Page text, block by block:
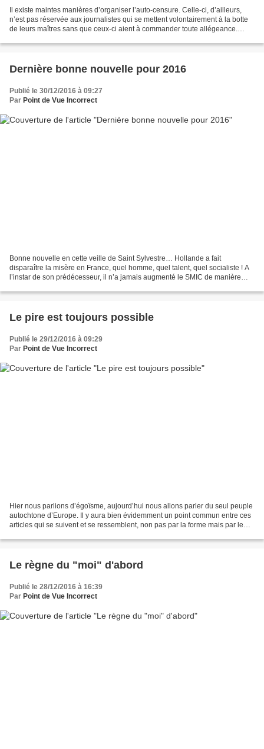
Il existe maintes manières d’organiser l’auto-censure. Celle-ci, d’ailleurs,
n’est pas réservée aux journalistes qui se mettent volontairement à la botte
de leurs maîtres sans que ceux-ci aient à commander toute allégeance.
Dernière bonne nouvelle pour 2016
Publié le 30/12/2016 à 09:27
Par Point de Vue Incorrect
Bonne nouvelle en cette veille de Saint Sylvestre… Hollande a fait
disparaître la misère en France, quel homme, quel talent, quel socialiste ! A
l’instar de son prédécesseur, il n’a jamais augmenté le SMIC de manière
Le pire est toujours possible
Publié le 29/12/2016 à 09:29
Par Point de Vue Incorrect
Hier nous parlions d’égoïsme, aujourd’hui nous allons parler du seul peuple
autochtone d’Europe. Il y aura bien évidemment un point commun entre ces
articles qui se suivent et se ressemblent, non pas par la forme mais par le
Le règne du "moi" d'abord
Publié le 28/12/2016 à 16:39
Par Point de Vue Incorrect